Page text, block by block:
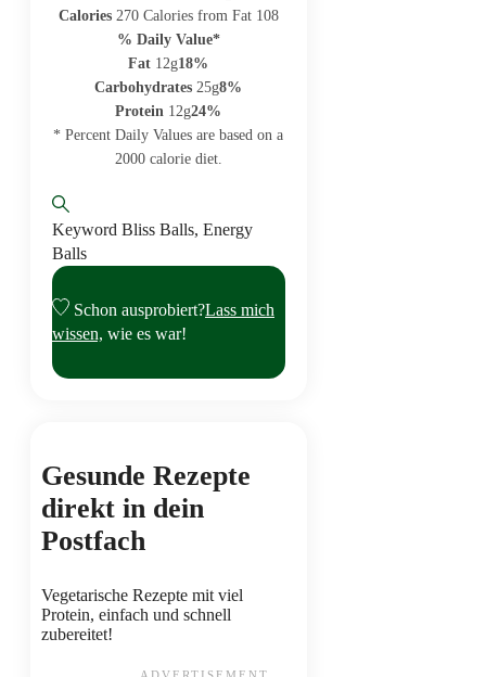
Calories270 Calories from Fat 108
% Daily Value*
Fat 12g18%
Carbohydrates 25g8%
Protein 12g24%
* Percent Daily Values are based on a
2000 calorie diet.
Keyword Bliss Balls, Energy
Balls
Schon ausprobiert?Lass mich
wissen, wie es war!
Gesunde Rezepte
direkt in dein
Postfach
Vegetarische Rezepte mit viel
Protein, einfach und schnell
zubereitet!